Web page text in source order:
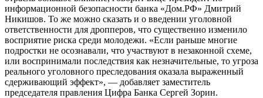
информационной безопасности банка «Дом.РФ» Дмитрий
Никишов. То же можно сказать и о введении уголовной
ответственности для дропперов, что существенно изменило
восприятие риска среди молодежи. «Если раньше многие
подростки не осознавали, что участвуют в незаконной схеме,
или воспринимали последствия как незначительные, то угроза
реального уголовного преследования оказала выраженный
сдерживающий эффект», — добавляет заместитель
председателя правления Цифра Банка Сергей Зорин.